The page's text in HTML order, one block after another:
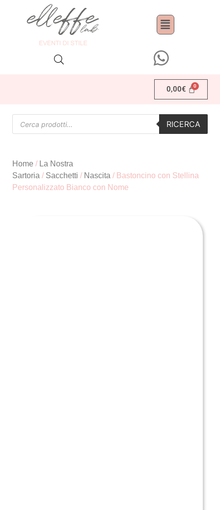
0,00€
RICERCA
Home / La Nostra
Sartoria / Sacchetti / Nascita / Bastoncino con Stellina
Personalizzato Bianco con Nome